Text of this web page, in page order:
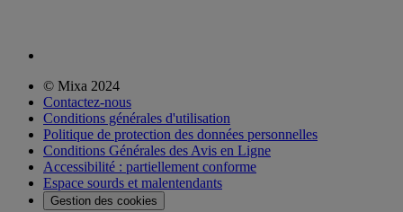
© Mixa 2024
Contactez-nous
Conditions générales d'utilisation
Politique de protection des données personnelles
Conditions Générales des Avis en Ligne
Accessibilité : partiellement conforme
Espace sourds et malentendants
Gestion des cookies